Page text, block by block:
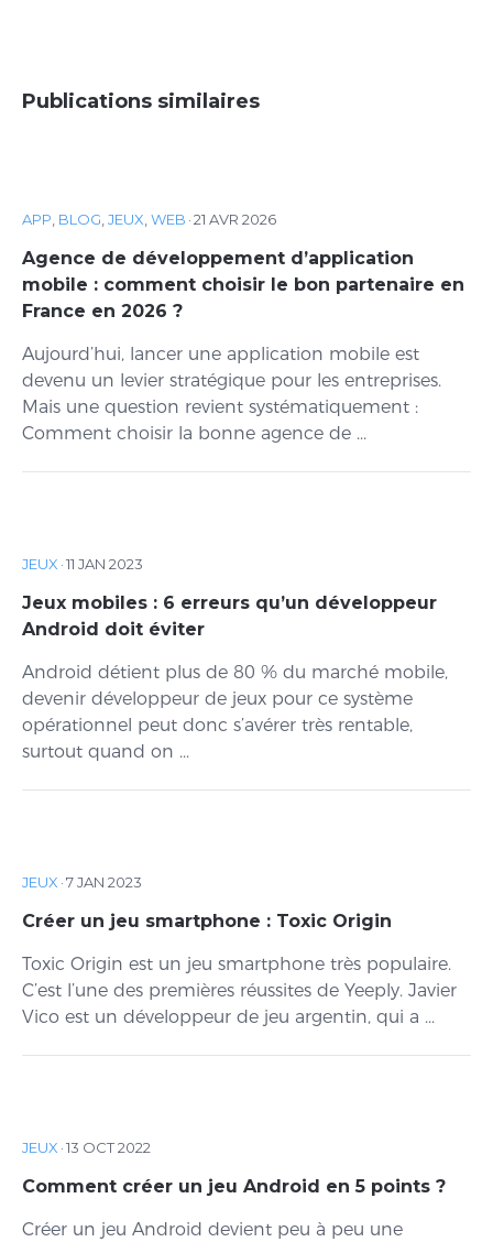
Publications similaires
APP BLOG JEUX WEB ·21 AVR 2026
Agence de développement d’application
mobile : comment choisir le bon partenaire en
France en 2026 ?
Aujourd’hui, lancer une application mobile est
devenu un levier stratégique pour les entreprises.
Mais une question revient systématiquement :
Comment choisir la bonne agence de ...
JEUX ·11 JAN 2023
Jeux mobiles : 6 erreurs qu’un développeur
Android doit éviter
Android détient plus de 80 % du marché mobile,
devenir développeur de jeux pour ce système
opérationnel peut donc s’avérer très rentable,
surtout quand on ...
JEUX ·7 JAN 2023
Créer un jeu smartphone : Toxic Origin
Toxic Origin est un jeu smartphone très populaire.
C’est l’une des premières réussites de Yeeply. Javier
Vico est un développeur de jeu argentin, qui a ...
JEUX ·13 OCT 2022
Comment créer un jeu Android en 5 points ?
Créer un jeu Android devient peu à peu une